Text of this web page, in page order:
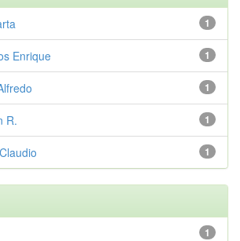
1
1
Enrique
1
1
R.
1
1